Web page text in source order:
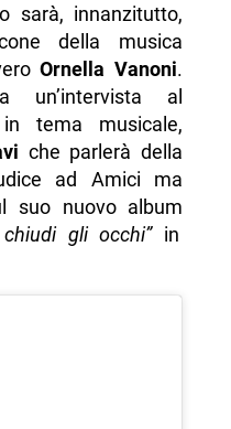
sarà, innanzitutto,
della musica
Ornella Vanoni.
un’intervista al
tema musicale,
che parlerà della
ad Amici ma
suo nuovo album
gli occhi” in